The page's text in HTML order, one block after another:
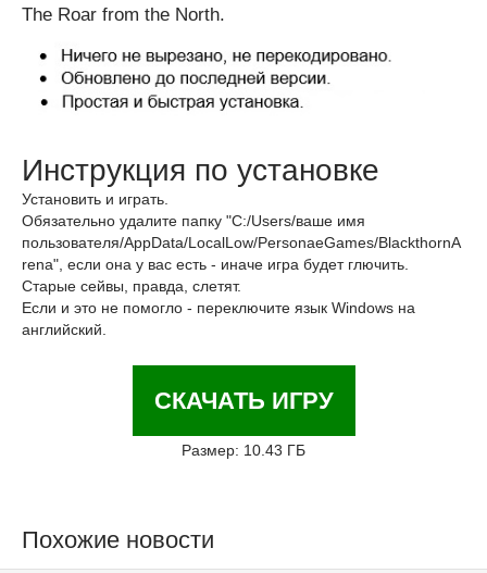
The Roar from the North.
Инструкция по установке
Установить и играть.
Обязательно удалите папку "C:/Users/ваше имя
пользователя/AppData/LocalLow/PersonaeGames/BlackthornA
rena", если она у вас есть - иначе игра будет глючить.
Старые сейвы, правда, слетят.
Если и это не помогло - переключите язык Windows на
английский.
СКАЧАТЬ ИГРУ
Размер: 10.43 ГБ
Похожие новости